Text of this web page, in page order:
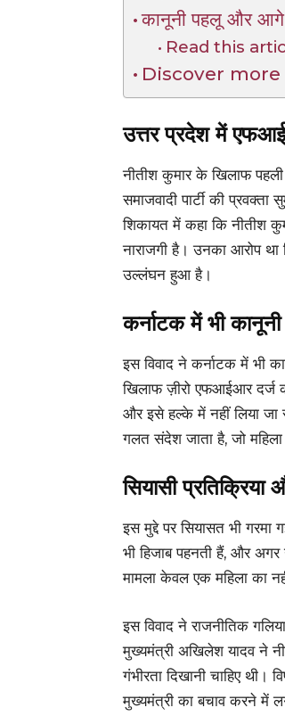
कानूनी पहलू और आगे
Read this
Discover
उत्तर प्रदेश में
नीतीश कुमार के खिलाफ
समाजवादी पार्टी की प्रवक्ता
शिकायत में कहा कि नीतीश
नाराजगी है। उनका आरोप
उल्लंघन हुआ है।
कर्नाटक में भी कानूनी
इस विवाद ने कर्नाटक में भी
खिलाफ ज़ीरो एफआईआर दर्ज
और इसे हल्के में नहीं लिया
गलत संदेश जाता है, जो
सियासी प्रतिक्रिया
इस मुद्दे पर सियासत भी गरमा
भी हिजाब पहनती हैं, और अगर
मामला केवल एक महिला का
इस विवाद ने राजनीतिक
मुख्यमंत्री अखिलेश यादव ने
गंभीरता दिखानी चाहिए थी।
मुख्यमंत्री का बचाव करने में